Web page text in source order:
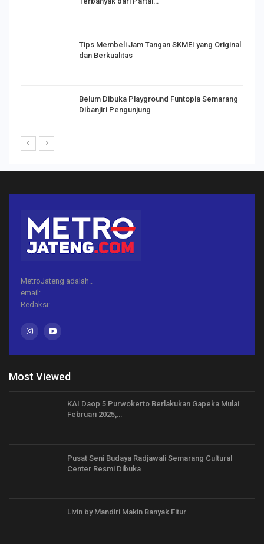
Tips Membeli Jam Tangan SKMEI yang Original
dan Berkualitas
Belum Dibuka Playground Funtopia Semarang
Dibanjiri Pengunjung
MetroJateng adalah..
email:
Redaksi:
Most Viewed
KAI Daop 5 Purwokerto Berlakukan Gapeka Mulai
Februari 2025,…
Pusat Seni Budaya Radjawali Semarang Cultural
Center Resmi Dibuka
Livin by Mandiri Makin Banyak Fitur